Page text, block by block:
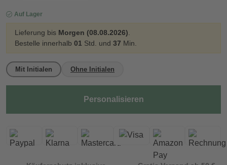
Auf Lager
Lieferung bis Morgen (08.08.2026).
Bestelle innerhalb 01 Std. und 37 Min.
Mit Initialen Ohne Initialen
Personalisieren